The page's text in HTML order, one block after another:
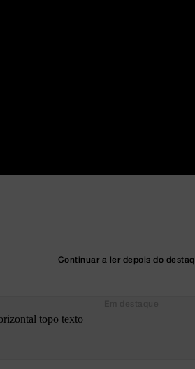
Continuar a ler depois do